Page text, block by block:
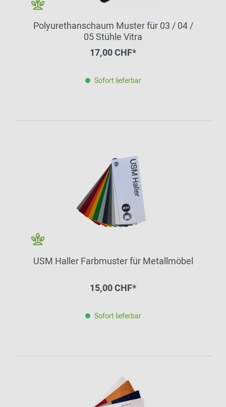
Polyurethanschaum Muster für 03 / 04 /
05 Stühle Vitra
17,00 CHF*
Sofort lieferbar
USM Haller Farbmuster für Metallmöbel
15,00 CHF*
Sofort lieferbar